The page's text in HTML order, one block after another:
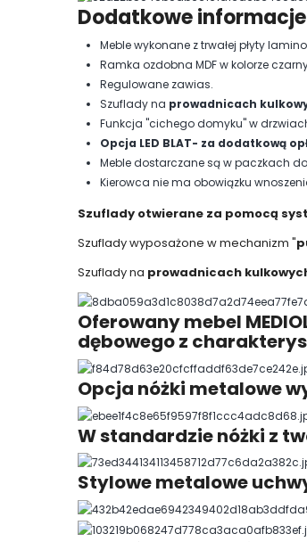
Dodatkowe informacje
Meble wykonane z trwałej płyty
Ramka ozdobna MDF w kolorze
Regulowane zawias.
Szuflady na prowadnicach
Funkcja "cichego domyku" w
Opcja LED BLAT- za dodatkową
Meble dostarczane są w paczkach
Kierowca nie ma obowiązku
Szuflady otwierane za pomocą
Szuflady wyposażone w mechanizm "
Szuflady na prowadnicach
Oferowany mebel
dębowego z
Opcja nóżki metalowe
W standardzie nóżki z
Stylowe metalowe